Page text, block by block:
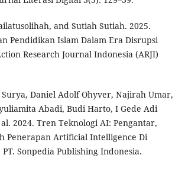
and Sutiah Sutiah. 2025.
Pendidikan Islam Dalam Era Disrupsi
Research Journal Indonesia (ARJI)
Daniel Adolf Ohyver, Najirah Umar,
Abadi, Budi Harto, I Gede Adi
2024. Tren Teknologi AI: Pengantar,
Penerapan Artificial Intelligence Di
Sonpedia Publishing Indonesia.